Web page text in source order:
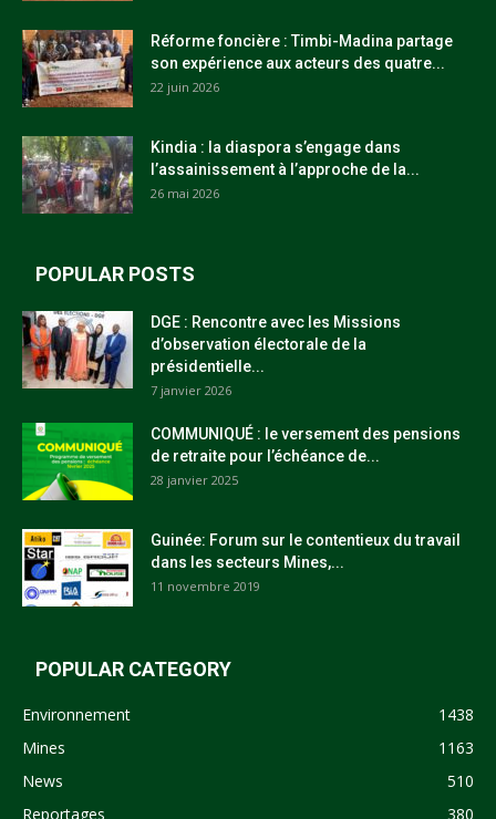
Réforme foncière : Timbi-Madina partage
son expérience aux acteurs des quatre...
22 juin 2026
Kindia : la diaspora s’engage dans
l’assainissement à l’approche de la...
26 mai 2026
POPULAR POSTS
DGE : Rencontre avec les Missions
d’observation électorale de la
présidentielle...
7 janvier 2026
COMMUNIQUÉ : le versement des pensions
de retraite pour l’échéance de...
28 janvier 2025
Guinée: Forum sur le contentieux du travail
dans les secteurs Mines,...
11 novembre 2019
POPULAR CATEGORY
Environnement
1438
Mines
1163
News
510
Reportages
380